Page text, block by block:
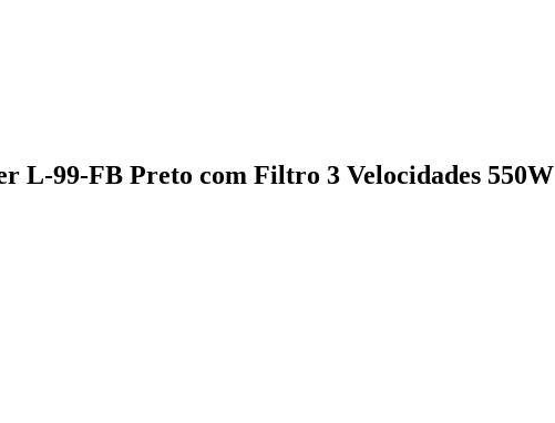
L-99-FB Preto com Filtro 3 Velocidades 550W